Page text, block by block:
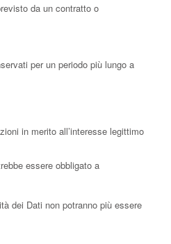
da un contratto o
per un periodo più lungo a
in merito all’interesse legittimo
essere obbligato a
dei Dati non potranno più essere